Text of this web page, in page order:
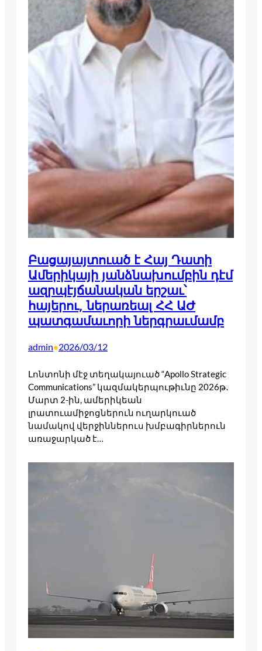
Բացայայտուած է Հայ Դատի
Ամերիկայի յանձնախումբին դէմ
ազրպէյճանական երշաւ՝
հայերու, ներառեալ ՀՀ ԱԺ
պատգամաւորի ներգրաւմամբ
admin•2026/03/12
Լոնտոնի մէջ տեղակայուած “Apollo Strategic
Communications” կազմակերպութիւնը 2026թ․
Մարտ 2-ին, ամերիկեան
լրատուամիջոցներուն ուղարկուած
նամակով վերջիններուս խմբագիրներուն
առաջարկած է…